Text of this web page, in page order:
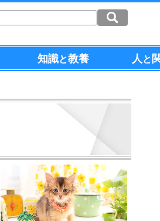
知識と教養 人と